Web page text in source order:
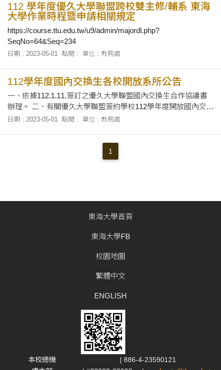
112 學年度優久大學聯盟跨校雙主修/輔系 東海
大學作業時程暨申請相關規定
https://course.ttu.edu.tw/u9/admin/majordl.php?
日期 : 2023-05-01 點閱 : 單位 : 教務處
112學年度國內交換生各校開放系所公告
一、依據112.1.11.簽訂之優久大學聯盟國內交換生合作協議書
辦理。 二、有關優久大學聯盟簽約學校112學年度開放國內交換
生申請各系所一覽表如附件，學生需依各所屬學校之規定辦理
課加退選期間申請，逾期不受理。 大同大學--優久聯盟112學年
度國內交換生開放系所一覽表 中原大學--優久聯盟112學年度國
日期 : 2023-05-01 點閱 : 單位 : 教務處
1
東海大學首頁
東海大學FB
校園地圖
繁體中文
ENGLISH
本校總機
| 886-4-23590121